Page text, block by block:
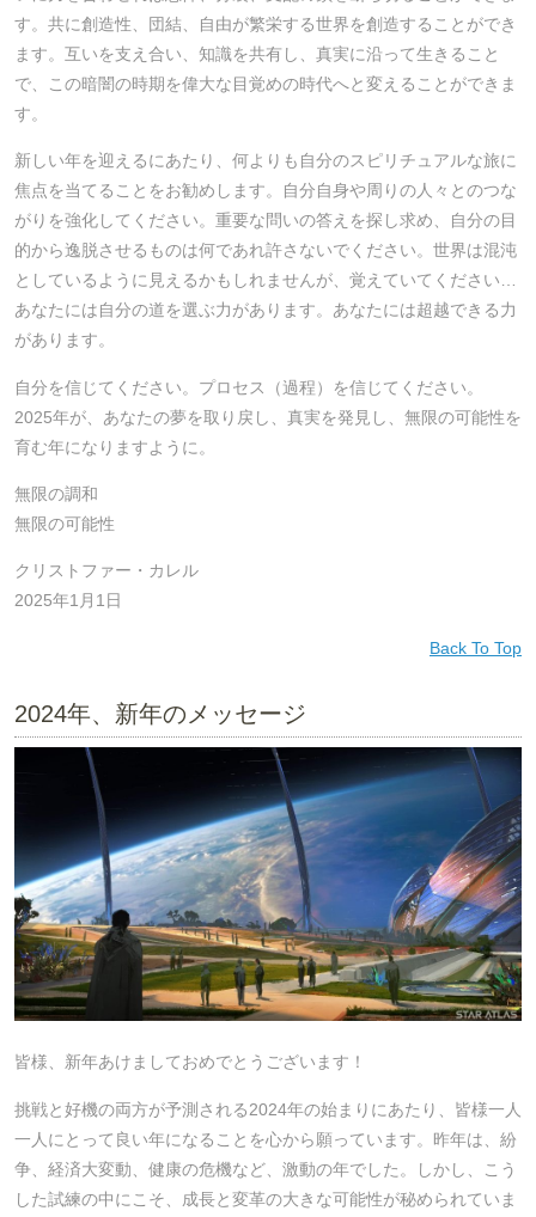
す。共に創造性、団結、自由が繁栄する世界を創造することができ
ます。互いを支え合い、知識を共有し、真実に沿って生きること
で、この暗闇の時期を偉大な目覚めの時代へと変えることができま
す。
新しい年を迎えるにあたり、何よりも自分のスピリチュアルな旅に
焦点を当てることをお勧めします。自分自身や周りの人々とのつな
がりを強化してください。重要な問いの答えを探し求め、自分の目
的から逸脱させるものは何であれ許さないでください。世界は混沌
としているように見えるかもしれませんが、覚えていてください…
あなたには自分の道を選ぶ力があります。あなたには超越できる力
があります。
自分を信じてください。プロセス（過程）を信じてください。
2025年が、あなたの夢を取り戻し、真実を発見し、無限の可能性を
育む年になりますように。
無限の調和
無限の可能性
クリストファー・カレル
2025年1月1日
Back To Top
2024年、新年のメッセージ
皆様、新年あけましておめでとうございます！
挑戦と好機の両方が予測される2024年の始まりにあたり、皆様一人
一人にとって良い年になることを心から願っています。昨年は、紛
争、経済大変動、健康の危機など、激動の年でした。しかし、こう
した試練の中にこそ、成長と変革の大きな可能性が秘められていま